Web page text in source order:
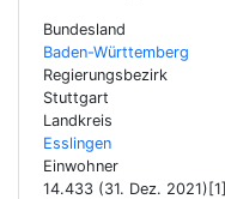
Bundesland
Baden-Württemberg
Regierungsbezirk
Stuttgart
Landkreis
Esslingen
Einwohner
14.433 (31. Dez. 2021)[1]